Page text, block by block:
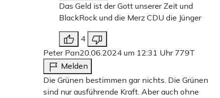
Das Geld ist der Gott unserer Zeit und
BlackRock und die Merz CDU die Jünger
4
Peter Pan20.06.2024 um 12:31 Uhr 779T
Melden
Die Grünen bestimmen gar nichts. Die Grünen
sind nur ausführende Kraft. Aber auch ohne